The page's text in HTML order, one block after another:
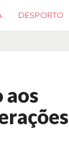
DESPORTO
aos